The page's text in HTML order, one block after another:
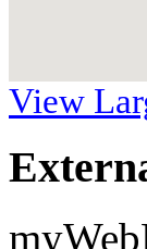
View